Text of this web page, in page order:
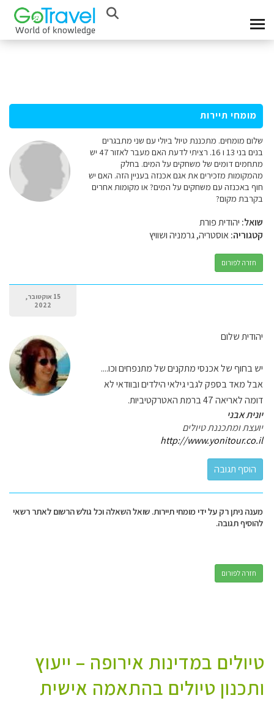
מומחי תיירות
שלום מומחים. מתכננת טיול ביולי עם שני מתבגרים
בנים בני 13 ו 16. רציתי לדעת האם מעבר לאזור 47 יש
מתחמים דומים של משחקים על המים. בחלק
מהמקומות מזכירים את אגם אכנזה בעניין הזה. האם יש
חוף באכנזה עם משחקים על המים? או מקומות אחרים
בקרבת מקום?
שואל: יהודית פורת
קטגוריה:אוסטריה, גרמניה ושוויץ
חזרה לפורום
15 אוקטובר,
2022
יהודית שלום
יש בחוף של אכנסי מתקנים של מתנפחים וכו....
אבל מאד בספק לגבי גילאי הילדים ובוודאי לא
דומה לאריאה 47 ברמת האטרקטיביות.
יונית אבני
יועצת ומתכננת טיולים
http://www.yonitour.co.il
מענה ניתן רק על ידי מומחי תיירות. שואל השאלה וכל גולש הרשום לאתר רשאי
להוסיף תגובה.
חזרה לפורום
טיולים במדינות אירופה – ייעוץ
ותכנון טיולים בהתאמה אישית